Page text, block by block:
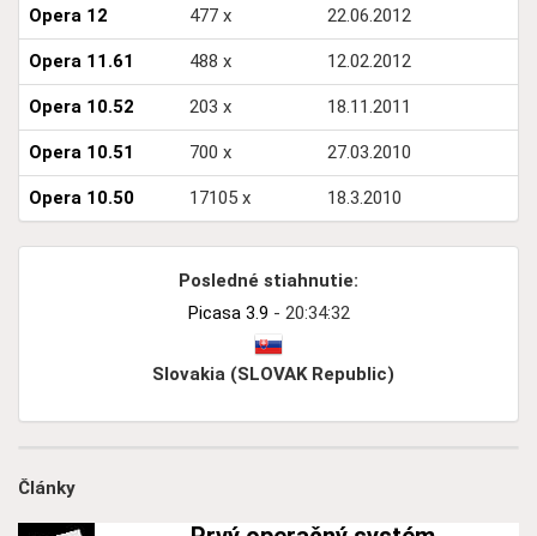
Opera 12 477 x 22.06.2012
Opera 11.61 488 x 12.02.2012
Opera 10.52 203 x 18.11.2011
Opera 10.51 700 x 27.03.2010
Opera 10.50 17105 x 18.3.2010
Posledné stiahnutie:
Picasa 3.9 - 20:34:32
Slovakia (SLOVAK Republic)
Články